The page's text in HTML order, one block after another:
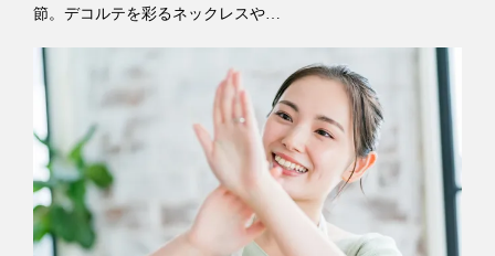
節。デコルテを彩るネックレスや…